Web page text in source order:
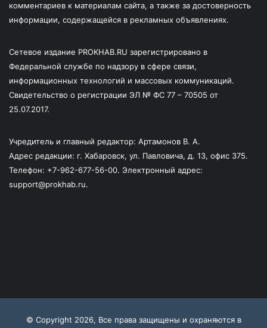
комментариев к материалам сайта, а также за достоверность
информации, содержащейся в рекламных объявлениях.
Сетевое издание PROKHAB.RU зарегистрировано в
Федеральной службе по надзору в сфере связи,
информационных технологий и массовых коммуникаций.
Свидетельство о регистрации ЭЛ № ФС 77 – 70505 от
25.07.2017.
Учредитель и главный редактор: Артамонов В. А.
Адрес редакции: г. Хабаровск, ул. Павловича, д. 13, офис 375.
Телефон: +7-962-677-56-00. Электронный адрес:
support@prokhab.ru.
© Copyright 2026, Все права защищены и охраняются в